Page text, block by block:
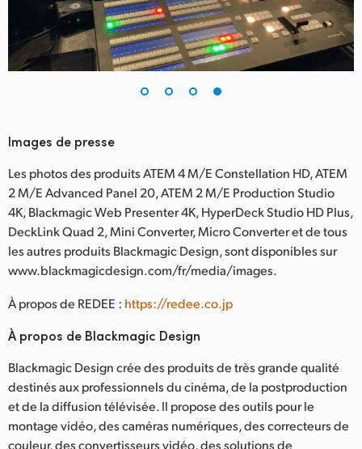
Images de presse
Les photos des produits ATEM 4 M/E Constellation HD, ATEM
2 M/E Advanced Panel 20, ATEM 2 M/E Production Studio
4K, Blackmagic Web Presenter 4K, HyperDeck Studio HD Plus,
DeckLink Quad 2, Mini Converter, Micro Converter et de tous
les autres produits Blackmagic Design, sont disponibles sur
www.blackmagicdesign.com/fr/media/images.
À propos de REDEE : https://redee.co.jp
À propos de Blackmagic Design
Blackmagic Design crée des produits de très grande qualité
destinés aux professionnels du cinéma, de la postproduction
et de la diffusion télévisée. Il propose des outils pour le
montage vidéo, des caméras numériques, des correcteurs de
couleur, des convertisseurs vidéo, des solutions de